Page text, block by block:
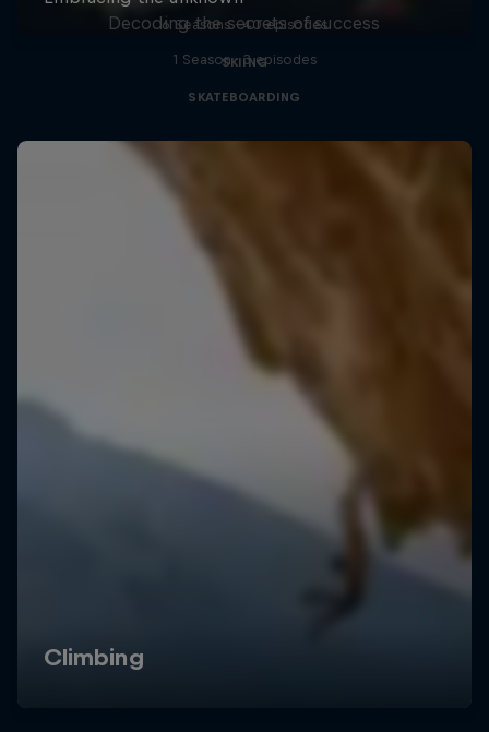
6 Seasons · 40 episodes
SKIING
Decoding the secrets of success
1 Season · 3 episodes
SKATEBOARDING